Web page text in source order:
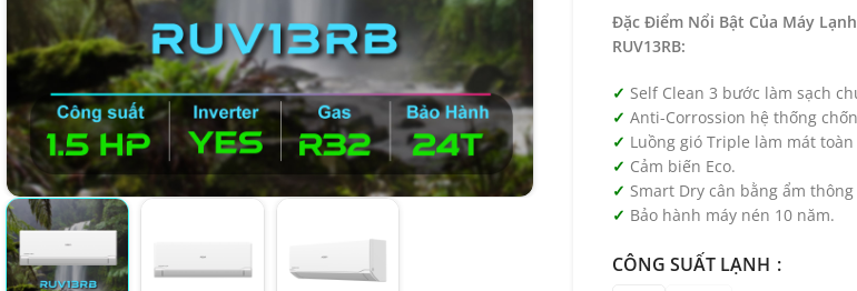
Đặc Điểm Nổi Bật Của Máy
RUV13RB:
Self Clean 3 bước làm sạch
Anti-Corrossion hệ thống
Luồng gió Triple làm mát
Cảm biến Eco.
Smart Dry cân bằng ẩm
Bảo hành máy nén 10 năm.
CÔNG SUẤT LẠNH